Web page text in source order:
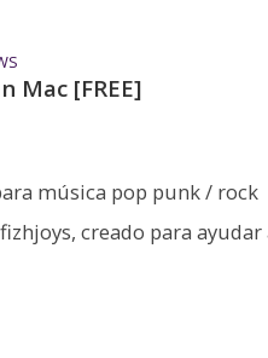
Mac [FREE]
música pop punk / rock
creado para ayudar